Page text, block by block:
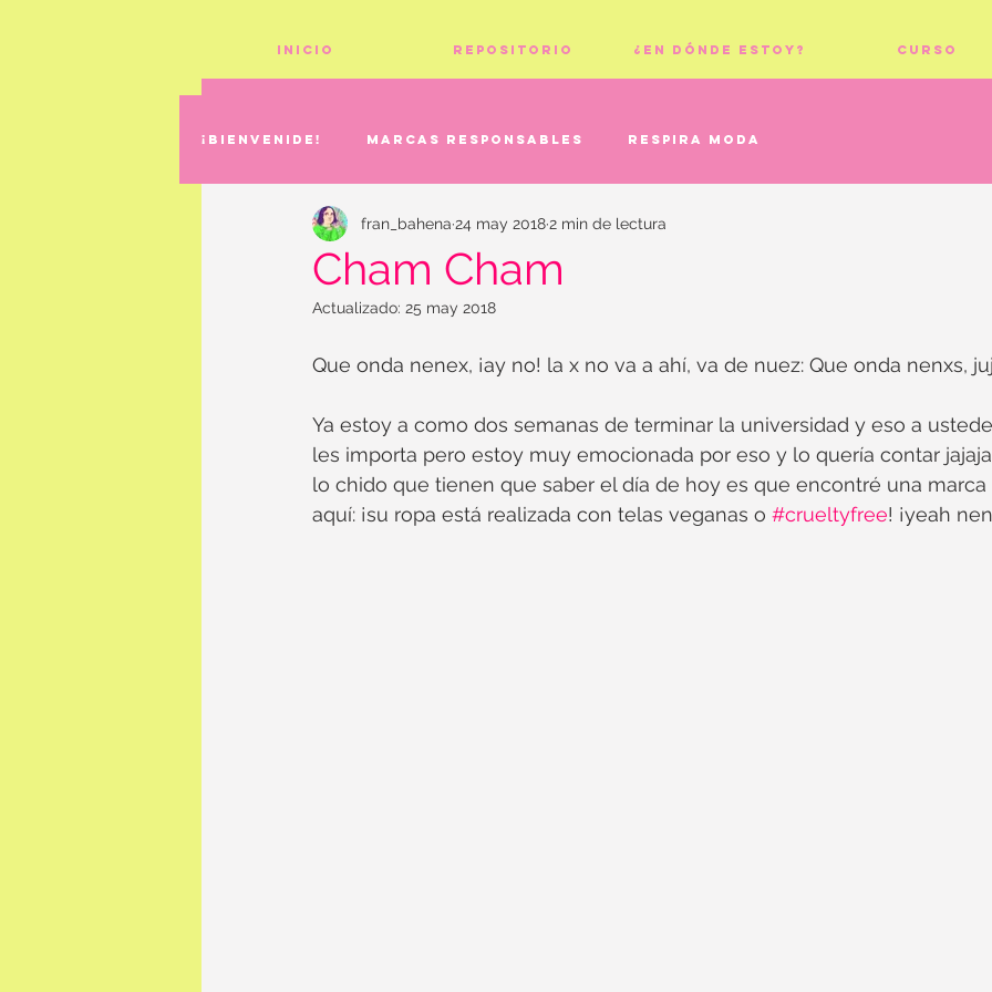
Inicio Repositorio ¿En dónde estoy? Curso
¡Bienvenide! Marcas responsables Respira moda
Cham Cham
fran_bahena 24 may 20182 min de lectura
Actualizado: 25 may 2018
Que onda nenex, ¡ay no! la x no va a ahí, va de nuez: Que onda nenxs,
Ya estoy a como dos semanas de terminar la universidad y eso a
les importa pero estoy muy emocionada por eso y lo quería contar
lo chido que tienen que saber el día de hoy es que encontré una
aquí: ¡su ropa está realizada con telas veganas o #crueltyfree! ¡yeah